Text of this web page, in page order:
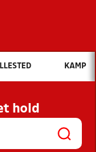
vil du søge efter?
OG NYHEDER
OG
KAMP
hold